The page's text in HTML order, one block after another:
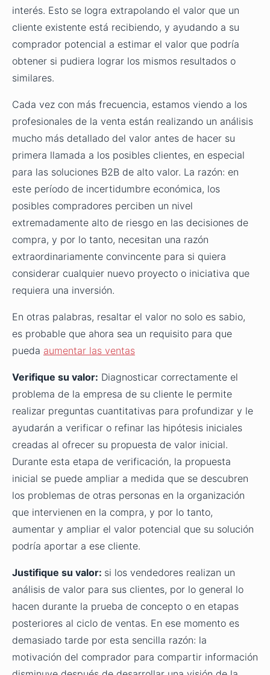
interés. Esto se logra extrapolando el valor que un
cliente existente está recibiendo, y ayudando a su
comprador potencial a estimar el valor que podría
obtener si pudiera lograr los mismos resultados o
similares.
Cada vez con más frecuencia, estamos viendo a los
profesionales de la venta están realizando un análisis
mucho más detallado del valor antes de hacer su
primera llamada a los posibles clientes, en especial
para las soluciones B2B de alto valor. La razón: en
este período de incertidumbre económica, los
posibles compradores perciben un nivel
extremadamente alto de riesgo en las decisiones de
compra, y por lo tanto, necesitan una razón
extraordinariamente convincente para si quiera
considerar cualquier nuevo proyecto o iniciativa que
requiera una inversión.
En otras palabras, resaltar el valor no solo es sabio,
es probable que ahora sea un requisito para que
pueda aumentar las ventas
Verifique su valor: Diagnosticar correctamente el
problema de la empresa de su cliente le permite
realizar preguntas cuantitativas para profundizar y le
ayudarán a verificar o refinar las hipótesis iniciales
creadas al ofrecer su propuesta de valor inicial.
Durante esta etapa de verificación, la propuesta
inicial se puede ampliar a medida que se descubren
los problemas de otras personas en la organización
que intervienen en la compra, y por lo tanto,
aumentar y ampliar el valor potencial que su solución
podría aportar a ese cliente.
Justifique su valor: si los vendedores realizan un
análisis de valor para sus clientes, por lo general lo
hacen durante la prueba de concepto o en etapas
posteriores al ciclo de ventas. En ese momento es
demasiado tarde por esta sencilla razón: la
motivación del comprador para compartir información